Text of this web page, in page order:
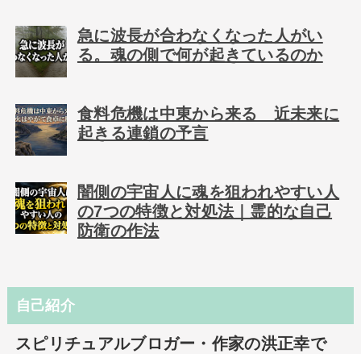
急に波長が合わなくなった人がい
る。魂の側で何が起きているのか
食料危機は中東から来る 近未来に
起きる連鎖の予言
闇側の宇宙人に魂を狙われやすい人
の7つの特徴と対処法｜霊的な自己
防衛の作法
自己紹介
スピリチュアルブロガー・作家の洪正幸で